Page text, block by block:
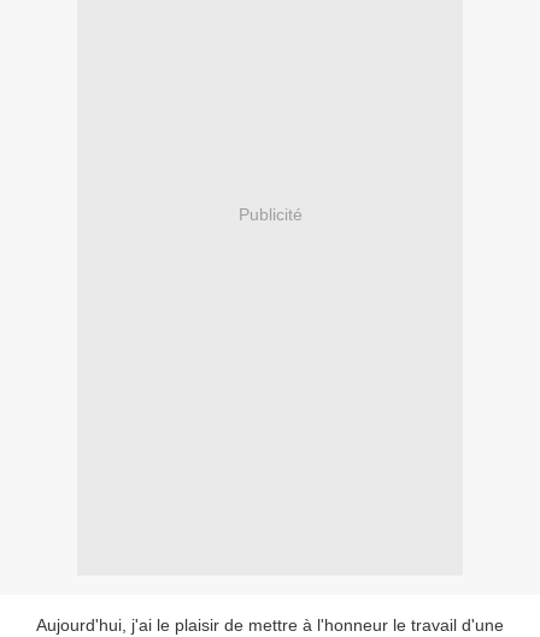
Publicité
Aujourd'hui, j'ai le plaisir de mettre à l'honneur le travail d'une